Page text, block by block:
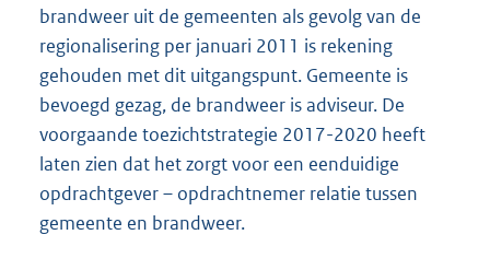
brandweer uit de gemeenten als gevolg van de
regionalisering per januari 2011 is rekening
gehouden met dit uitgangspunt. Gemeente is
bevoegd gezag, de brandweer is adviseur. De
voorgaande toezichtstrategie 2017-2020 heeft
laten zien dat het zorgt voor een eenduidige
opdrachtgever – opdrachtnemer relatie tussen
gemeente en brandweer.